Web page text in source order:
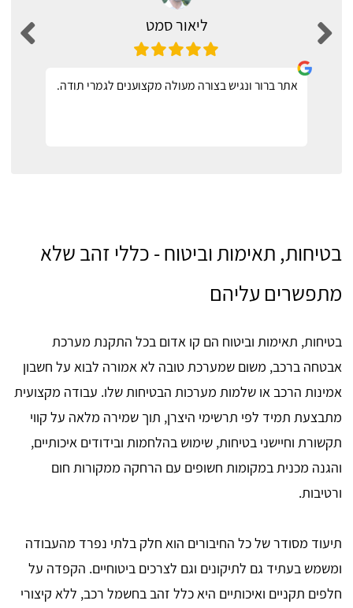
ליאור סמט
אתר ברור ונגיש בצורה מעולה מקצוענים לגמרי תודה.
בטיחות, תאימות וביטוח - כללי זהב שלא
מתפשרים עליהם
בטיחות, תאימות וביטוח הם קו אדום בכל התקנת מערכת
אבטחה ברכב, משום שמערכת טובה לא אמורה לבוא על חשבון
אמינות הרכב או שלמות מערכות הבטיחות שלו. עבודה מקצועית
מתבצעת תמיד לפי תרשימי היצרן, תוך שמירה מלאה על קווי
תקשורת וחיישני בטיחות, שימוש בהלחמות ובידודים איכותיים,
והגנה מכנית במקומות חשופים עם הרחקה ממקורות חום
ורטיבות.
תיעוד מסודר של כל החיבורים הוא חלק בלתי נפרד מהעבודה
ומשמש בעתיד גם לתיקונים וגם לצרכים ביטוחיים. הקפדה על
חלפים תקניים ואיכותיים היא כלל זהב בחשמל רכב, ללא קיצורי